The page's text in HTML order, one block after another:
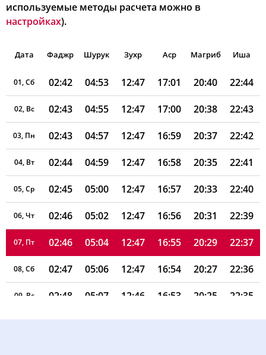
используемые методы расчета можно в
настройках).
Дата Фаджр Шурук Зухр Аср Магриб Иша
01, Сб 02:42 04:53 12:47 17:01 20:40 22:44
02, Вс 02:43 04:55 12:47 17:00 20:38 22:43
03, Пн 02:43 04:57 12:47 16:59 20:37 22:42
04, Вт 02:44 04:59 12:47 16:58 20:35 22:41
05, Ср 02:45 05:00 12:47 16:57 20:33 22:40
06, Чт 02:46 05:02 12:47 16:56 20:31 22:39
07, Пт 02:46 05:04 12:47 16:55 20:29 22:37
08, Сб 02:47 05:06 12:47 16:54 20:27 22:36
09, Вс 02:48 05:07 12:46 16:53 20:25 22:35
10, Пн 02:49 05:09 12:46 16:52 20:23 22:34